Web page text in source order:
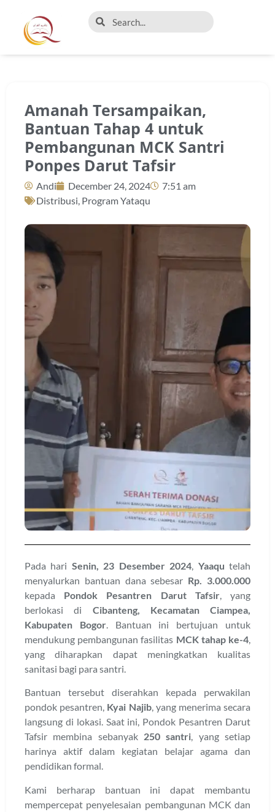
Amanah Tersampaikan,
Bantuan Tahap 4 untuk
Pembangunan MCK Santri
Ponpes Darut Tafsir
Andi December 24, 2024
7:51 am
Distribusi, Program Yataqu
Pada hari Senin, 23 Desember 2024, Yaaqu telah
menyalurkan bantuan dana sebesar Rp. 3.000.000
kepada Pondok Pesantren Darut Tafsir, yang
berlokasi di Cibanteng, Kecamatan Ciampea,
Kabupaten Bogor. Bantuan ini bertujuan untuk
mendukung pembangunan fasilitas MCK tahap ke-4,
yang diharapkan dapat meningkatkan kualitas
sanitasi bagi para santri.
Bantuan tersebut diserahkan kepada perwakilan
pondok pesantren, Kyai Najib, yang menerima secara
langsung di lokasi. Saat ini, Pondok Pesantren Darut
Tafsir membina sebanyak 250 santri, yang setiap
harinya aktif dalam kegiatan belajar agama dan
pendidikan formal.
Kami berharap bantuan ini dapat membantu
mempercepat penyelesaian pembangunan MCK dan